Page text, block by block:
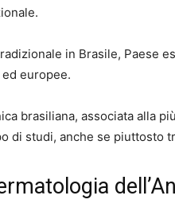
in Brasile, Paese
europee.
brasiliana, associata alla
di studi, anche se piuttosto